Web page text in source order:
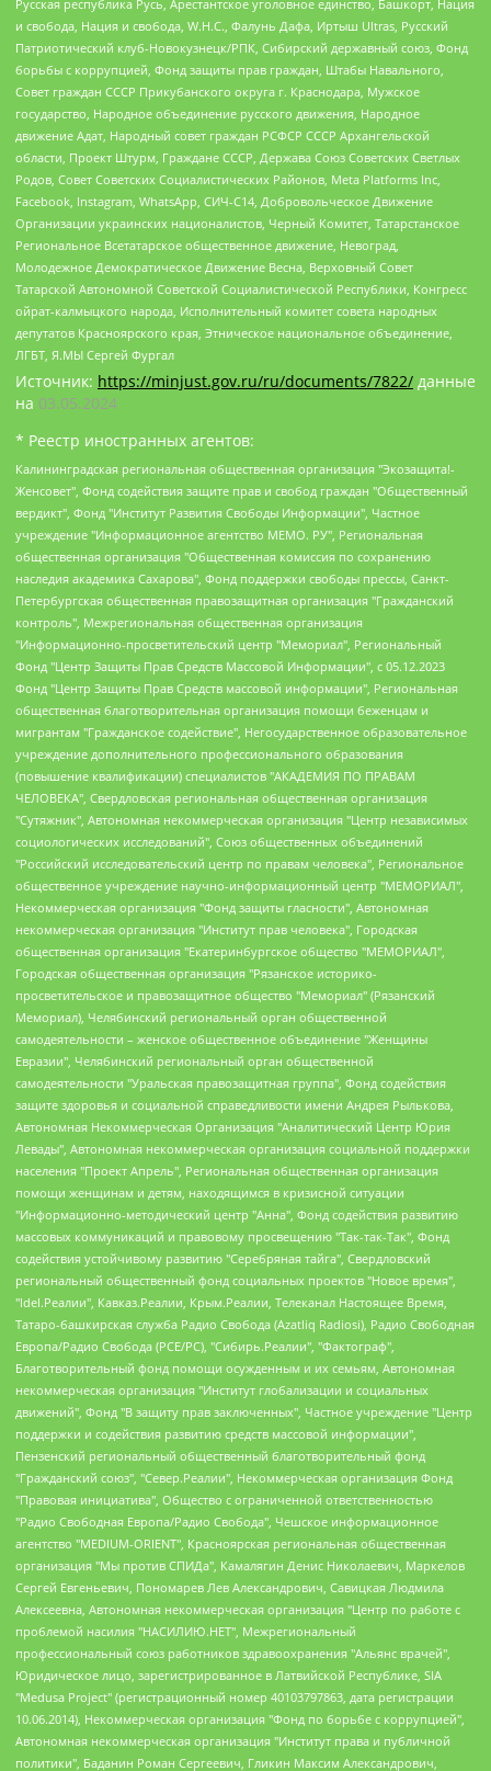
Русская республика Русь, Арестантское уголовное единство, Башкорт, Нация
и свобода, Нация и свобода, W.H.С., Фалунь Дафа, Иртыш Ultras, Русский
Патриотический клуб-Новокузнецк/РПК, Сибирский державный союз, Фонд
борьбы с коррупцией, Фонд защиты прав граждан, Штабы Навального,
Совет граждан СССР Прикубанского округа г. Краснодара, Мужское
государство, Народное объединение русского движения, Народное
движение Адат, Народный совет граждан РСФСР СССР Архангельской
области, Проект Штурм, Граждане СССР, Держава Союз Советских Светлых
Родов, Совет Советских Социалистических Районов, Meta Platforms Inc,
Facebook, Instagram, WhatsApp, СИЧ-С14, Добровольческое Движение
Организации украинских националистов, Черный Комитет, Татарстанское
Региональное Всетатарское общественное движение, Невоград,
Молодежное Демократическое Движение Весна, Верховный Совет
Татарской Автономной Советской Социалистической Республики, Конгресс
ойрат-калмыцкого народа, Исполнительный комитет совета народных
депутатов Красноярского края, Этническое национальное объединение,
ЛГБТ, Я.МЫ Сергей Фургал
Источник: https://minjust.gov.ru/ru/documents/7822/ данные
на 03.05.2024
* Реестр иностранных агентов:
Калининградская региональная общественная организация "Экозащита!-Женсовет", Фонд содействия защите прав и свобод граждан "Общественный вердикт", Фонд "Институт Развития Свободы Информации", Частное учреждение "Информационное агентство МЕМО. РУ", Региональная общественная организация "Общественная комиссия по сохранению наследия академика Сахарова", Фонд поддержки свободы прессы, Санкт-Петербургская общественная правозащитная организация "Гражданский контроль", Межрегиональная общественная организация "Информационно-просветительский центр "Мемориал", Региональный Фонд "Центр Защиты Прав Средств Массовой Информации", с 05.12.2023 Фонд "Центр Защиты Прав Средств массовой информации", Региональная общественная благотворительная организация помощи беженцам и мигрантам "Гражданское содействие", Негосударственное образовательное учреждение дополнительного профессионального образования (повышение квалификации) специалистов "АКАДЕМИЯ ПО ПРАВАМ ЧЕЛОВЕКА", Свердловская региональная общественная организация "Сутяжник", Автономная некоммерческая организация "Центр независимых социологических исследований", Союз общественных объединений "Российский исследовательский центр по правам человека", Региональное общественное учреждение научно-информационный центр "МЕМОРИАЛ", Некоммерческая организация "Фонд защиты гласности", Автономная некоммерческая организация "Институт прав человека", Городская общественная организация "Екатеринбургское общество "МЕМОРИАЛ", Городская общественная организация "Рязанское историко-просветительское и правозащитное общество "Мемориал" (Рязанский Мемориал), Челябинский региональный орган общественной самодеятельности – женское общественное объединение "Женщины Евразии", Челябинский региональный орган общественной самодеятельности "Уральская правозащитная группа", Фонд содействия защите здоровья и социальной справедливости имени Андрея Рылькова, Автономная Некоммерческая Организация "Аналитический Центр Юрия Левады", Автономная некоммерческая организация социальной поддержки населения "Проект Апрель", Региональная общественная организация помощи женщинам и детям, находящимся в кризисной ситуации "Информационно-методический центр "Анна", Фонд содействия развитию массовых коммуникаций и правовому просвещению "Так-так-Так", Фонд содействия устойчивому развитию "Серебряная тайга", Свердловский региональный общественный фонд социальных проектов "Новое время", "Idel.Реалии", Кавказ.Реалии, Крым.Реалии, Телеканал Настоящее Время, Татаро-башкирская служба Радио Свобода (Azatliq Radiosi), Радио Свободная Европа/Радио Свобода (PCE/PC), "Сибирь.Реалии", "Фактограф", Благотворительный фонд помощи осужденным и их семьям, Автономная некоммерческая организация "Институт глобализации и социальных движений", Фонд "В защиту прав заключенных", Частное учреждение "Центр поддержки и содействия развитию средств массовой информации", Пензенский региональный общественный благотворительный фонд "Гражданский союз", "Север.Реалии", Некоммерческая организация Фонд "Правовая инициатива", Общество с ограниченной ответственностью "Радио Свободная Европа/Радио Свобода", Чешское информационное агентство "MEDIUM-ORIENT", Красноярская региональная общественная организация "Мы против СПИДа", Камалягин Денис Николаевич, Маркелов Сергей Евгеньевич, Пономарев Лев Александрович, Савицкая Людмила Алексеевна, Автономная некоммерческая организация "Центр по работе с проблемой насилия "НАСИЛИЮ.НЕТ", Межрегиональный профессиональный союз работников здравоохранения "Альянс врачей", Юридическое лицо, зарегистрированное в Латвийской Республике, SIA "Medusa Project" (регистрационный номер 40103797863, дата регистрации 10.06.2014), Некоммерческая организация "Фонд по борьбе с коррупцией", Автономная некоммерческая организация "Институт права и публичной политики", Баданин Роман Сергеевич, Гликин Максим Александрович, Железнова Мария Михайловна, Лукьянова Юлия Сергеевна, Маетная Елизавета Витальевна, Маняхин Петр Борисович, Чуракова Ольга Владимировна, Ярош Юлия Петровна, Юридическое лицо "The Insider SIA", зарегистрированное в Риге, Латвийская Республика (дата регистрации 26.06.2015), являющееся администратором доменного имени интернет-издания "The Insider SIA", https://theins.ru, Постернак Алексей Евгеньевич, Рубин Михаил Аркадьевич, Анин Роман Александрович, Юридическое лицо Istories fonds, зарегистрированное в Латвийской Республике (регистрационный номер 50008295751, дата регистрации 24.02.2020), Великовский Дмитрий Александрович, Долинина Ирина Николаевна, Мароховская Алеся Алексеевна, Шлейнов Роман Юрьевич, Шмагун Олеся Валентиновна, Общество с ограниченной ответственностью "Альтаир 2021", Общество с ограниченной ответственностью "Вега 2021", Общество с ограниченной ответственностью "Главный редактор 2021", Общество с ограниченной ответственностью "Ромашки монолит", Важенков Артем Валерьевич, Ивановская областная общественная организация "Центр гендерных исследований", Гурман Юрий Альбертович, Медиапроект "ОВД-Инфо", Егоров Владимир Владимирович, Жилинский Владимир Александрович, Общество с ограниченной ответственностью "ЗП", Иванова София Юрьевна, Карезина Инна Павловна, Кильтау Екатерина Викторовна, Петров Алексей Викторович, Пискунов Сергей Евгеньевич, Смирнов Сергей Сергеевич, Тихонов Михаил Сергеевич, Общество с ограниченной ответственностью "ЖУРНАЛИСТ-ИНОСТРАННЫЙ АГЕНТ", Арапова Галина Юрьевна, Вольтская Татьяна Анатольевна, Американская компания "Mason G.E.S. Anonymous Foundation" (США), являющаяся владельцем интернет-издания https://mnews.world/, Компания "Stichting Bellingcat", зарегистрированная в Нидерландах (дата регистрации 11.07.2018), Захаров Андрей Вячеславович, Клепиковская Екатерина Дмитриевна, Общество с ограниченной ответственностью "МЕМО", Перл Роман Александрович, Симонов Евгений Алексеевич, Соловьева Елена Анатольевна, Сотников Даниил Владимирович, Сурначева Елизавета Дмитриевна, Автономная некоммерческая организация по защите прав человека и информированию населения "Якутия – Наше Мнение", Общество с ограниченной ответственностью "Москоу диджитал медиа", с 26.01.2023 Общество с ограниченной ответственностью "Чайка Белые сады", Ветошкина Валерия Валерьевна, Заговора Максим Александрович, Межрегиональное общественное движение "Российская ЛГБТ - сеть", Оленичев Максим Владимирович, Павлов Иван Юрьевич, Скворцова Елена Сергеевна, Общество с ограниченной ответственностью "Как бы инагент", Кочетков Игорь Викторович, Общество с ограниченной ответственностью "Честные выборы", Еланчик Олег Александрович, Общество с ограниченной ответственностью "Нобелевский призыв", Гималова Регина Эмилевна, Григорьев Андрей Валерьевич, Григорьева Алина Александровна, Ассоциация по содействию защите прав призывников, альтернативнослужащих и военнослужащих "Правозащитная группа "Гражданин.Армия.Право", Хисамова Регина Фаритовна, Автономная некоммерческая организация по реализации социально-правовых программ "Лилит", Дальневосточное общественное движение "Маяк", Санкт-Петербургская ЛГБТ-инициативная группа "Выход", Инициативная группа ЛГБТ+ "Реверс", Алексеев Андрей Викторович, Бекбулатова Таисия Львовна, Беляев Иван Михайлович, Владыкина Елена Сергеевна, Гельман Марат Александрович, Никульшина Вероника Юрьевна, Толоконникова Надежда Андреевна, Шендерович Виктор Анатольевич, Общество с ограниченной ответственностью "Данное сообщение", Общество с ограниченной ответственностью Издательский дом "Новая глава", Айнбиндер Александра Александровна, Московский комьюнити-центр для ЛГБТ+инициатив, Благотворительный фонд развития филантропии, Deutsche Welle (Германия, Kurt-Schumacher-Strasse 3, 53113 Bonn), Борзунова Мария Михайловна, Воробьев Виктор Викторович, Голубева Анна Львовна, Константинова Алла Михайловна, Малкова Ирина Владимировна, Мурадов Мурад Абдулгалимович, Осетинская Елизавета Николаевна, Понасенков Евгений Николаевич, Ганапольский Матвей Юрьевич, Киселев Евгений Алексеевич, Борухович Ирина Григорьевна, Дремин Иван Тимофеевич, Дубровский Дмитрий Викторович, Красноярская региональная общественная организация поддержки и развития альтернативных образовательных технологий и межкультурных коммуникаций "ИНТЕРРА", Маяковская Екатерина Алексеевна, Фейгин Марк Захарович, Филимонов Андрей Викторович, Дзугкоева Регина Николаевна, Доброхотов Роман Александрович, Дудь Юрий Александрович, Елкин Сергей Владимирович, Кругликов Кирилл Игоревич, Сабунаева Мария Леонидовна, Семенов Алексей Владимирович, Шаинян Карен Багратович, Шульман Екатерина Михайловна, Асафьев Артур Валерьевич, Вахштайн Виктор Семенович, Венедиктов Алексей Алексеевич, Лушникова Екатерина Евгеньевна, Волков Леонид Михайлович, Невзоров Александр Глебович, Пархоменко Сергей Борисович, Сироткин Ярослав Николаевич, Кара-Мурза Владимир Владимирович, Баранова Наталья Владимировна, Гозман Леонид Яковлевич, Кагарлицкий Борис Юльевич, Климарев Михаил Валерьевич, Милов Владимир Станиславович, Автономная некоммерческая организация Краснодарский центр современного искусства "Типография", Моргенштерн Алишер Тагирович, Соболь Любовь Эдуардовна, Общество с ограниченной ответственностью "ЛИЗА НОРМ", Каспаров Гарри Кимович, Ходорковский Михаил Борисович, Общество с ограниченной ответственностью "Апрельские тезисы", Данилович Ирина Брониславовна, Кашин Олег Владимирович, Петров Николай Владимирович, Пивоваров Алексей Владимирович, Соколов Михаил Владимирович, Цветкова Юлия Владимировна, Чичваркин Евгений Александрович, Комитет против пыток/Команда против пыток, Общество с ограниченной ответственностью "Первый научный", Общество с ограниченной ответственностью "Вертолет и ко", Белоцерковская Вероника Борисовна, Кац Максим Евгеньевич, Лазарева Татьяна Юрьевна, Шаведдинов Руслан Табризович, Яшин Илья Валерьевич, Общество с ограниченной ответственностью "Иноагент ААВ", Алешковский Дмитрий Петрович, Альбац Евгения Марковна, Быков Дмитрий Львович, Галямина Юлия Евгеньевна, Лойко Сергей Леонидович, Мартынов Кирилл Константинович, Медведев Сергей Александрович, Крашенинников Федор Геннадиевич, Гордеева Катерина Вл